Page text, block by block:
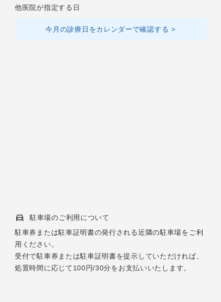
他医院が指定する日
今月の診療日をカレンダーで確認する
駐車場のご利用について
駐車券または駐車証明書の発行される近隣の駐車場をご利
用ください。
受付で駐車券または駐車証明書を提示していただければ、
処置時間に応じて100円/30分をお支払いいたします。